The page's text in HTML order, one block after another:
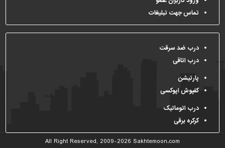
سایر
تماس جهت تبلیغات
درب ضد سرقت
درب اتاقی
پارتیشن
کفپوش اپوکسی
درب اتوماتیک
کرکره برقی
All Right Reserved, 2009-2026 Sakhtemoon.com